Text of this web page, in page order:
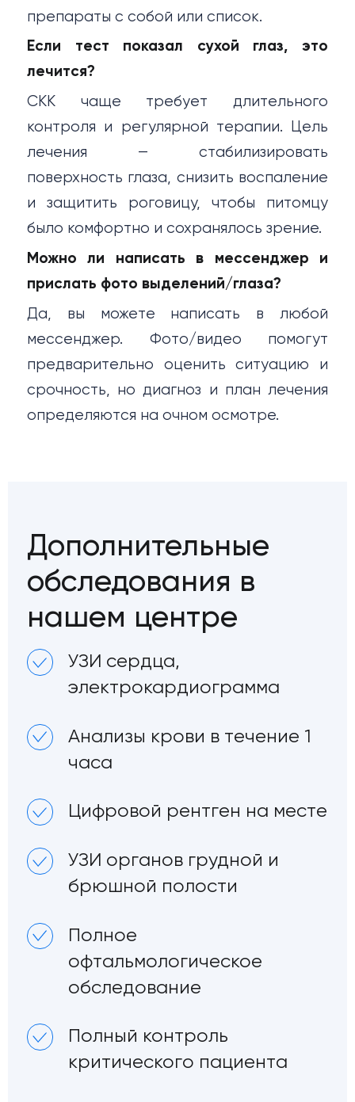
препараты с собой или список.
Если тест показал сухой глаз, это
лечится?
СКК чаще требует длительного
контроля и регулярной терапии. Цель
лечения — стабилизировать
поверхность глаза, снизить воспаление
и защитить роговицу, чтобы питомцу
было комфортно и сохранялось зрение.
Можно ли написать в мессенджер и
прислать фото выделений/глаза?
Да, вы можете написать в любой
мессенджер. Фото/видео помогут
предварительно оценить ситуацию и
срочность, но диагноз и план лечения
определяются на очном осмотре.
Дополнительные
обследования в
нашем центре
УЗИ сердца,
электрокардиограмма
Анализы крови в течение 1
часа
Цифровой рентген на месте
УЗИ органов грудной и
брюшной полости
Полное
офтальмологическое
обследование
Полный контроль
критического пациента